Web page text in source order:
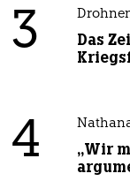
3
Das
4
„Wir